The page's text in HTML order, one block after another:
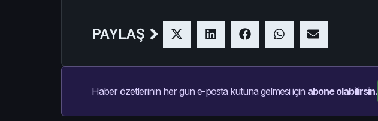
PAYLAŞ
Haber özetlerinin her gün e-posta kutuna gelmesi için abone olabilirsin.